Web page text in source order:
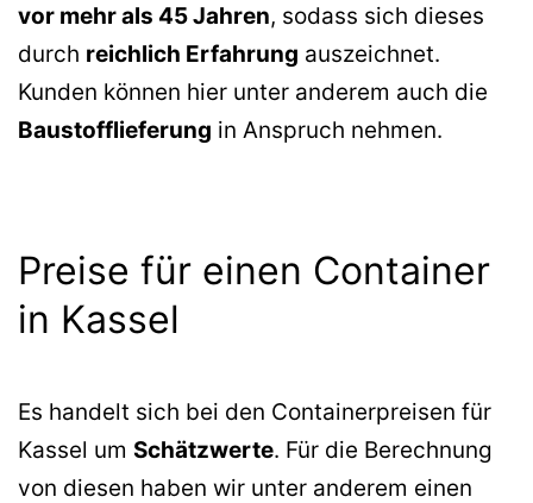
vor mehr als 45 Jahren, sodass sich dieses
durch reichlich Erfahrung auszeichnet.
Kunden können hier unter anderem auch die
Baustofflieferung in Anspruch nehmen.
Preise für einen Container
in Kassel
Es handelt sich bei den Containerpreisen für
Kassel um Schätzwerte. Für die Berechnung
von diesen haben wir unter anderem einen